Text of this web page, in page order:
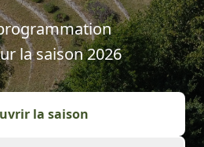
la saison2026
la saison